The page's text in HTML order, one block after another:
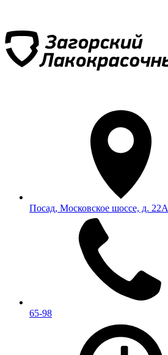
Посад, Московское шоссе, д. 22А
65-98